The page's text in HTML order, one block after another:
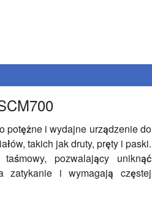
potężne i wydajne urządzenie do
takich jak druty, pręty i paski.
pozwalający uniknąć
zatykanie i wymagają częstej